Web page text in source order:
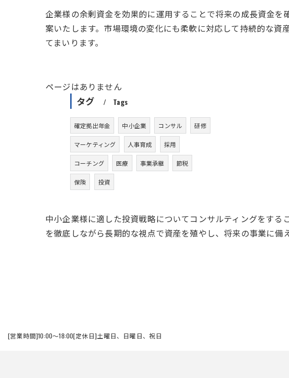
企業様の余剰資金を効果的に運用することで将来の成長資金
案いたします。市場環境の変化にも柔軟に対応して持続的な
てまいります。
ページはありません
タグ Tags
確定拠出年金 中小企業 コンサル 研修
マーケティング 人事育成 採用
コーチング 医療 事業承継 節税
保険 投資
中小企業様に適した投資戦略についてコンサルティングをす
を徹底しながら長期的な視点で資産を殖やし、将来の事業に備
[営業時間]10:00～18:00[定休日]土曜日、日曜日、祝日